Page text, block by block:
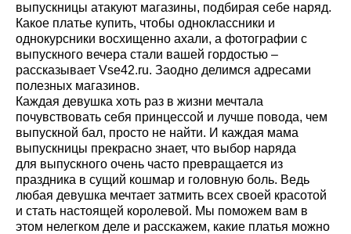
выпускницы атакуют магазины, подбирая себе наряд.
Какое платье купить, чтобы одноклассники и
однокурсники восхищенно ахали, а фотографии с
выпускного вечера стали вашей гордостью –
рассказывает Vse42.ru. Заодно делимся адресами
полезных магазинов.
Каждая девушка хоть раз в жизни мечтала
почувствовать себя принцессой и лучше повода, чем
выпускной бал, просто не найти. И каждая мама
выпускницы прекрасно знает, что выбор наряда
для выпускного очень часто превращается из
праздника в сущий кошмар и головную боль. Ведь
любая девушка мечтает затмить всех своей красотой
и стать настоящей королевой. Мы поможем вам в
этом нелегком деле и расскажем, какие платья можно